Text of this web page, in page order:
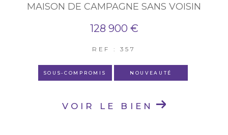
MAISON DE CAMPAGNE SANS VOISIN
128 900 €
REF : 357
SOUS-COMPROMIS NOUVEAUTÉ
VOIR LE BIEN